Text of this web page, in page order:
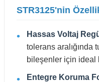
STR3125'nin
Hassas Voltaj
tolerans aralığında
bileşenler için ideal
Entegre Koruma